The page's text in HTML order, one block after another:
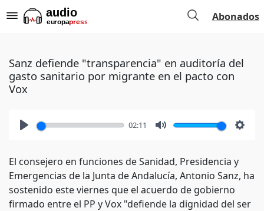
Abonados
Sanz defiende "transparencia" en auditoría del
gasto sanitario por migrante en el pacto con
Vox
02:11
El consejero en funciones de Sanidad, Presidencia y
Emergencias de la Junta de Andalucía, Antonio Sanz, ha
sostenido este viernes que el acuerdo de gobierno
firmado entre el PP y Vox "defiende la dignidad del ser